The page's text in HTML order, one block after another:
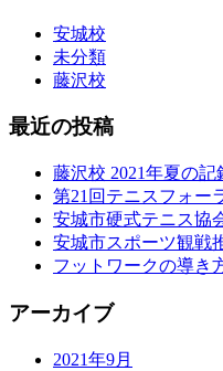
安城校
未分類
藤沢校
最近の投稿
藤沢校 2021年夏の記
第21回テニスフォー
安城市硬式テニス協
安城市スポーツ観戦
フットワークの導き
アーカイブ
2021年9月